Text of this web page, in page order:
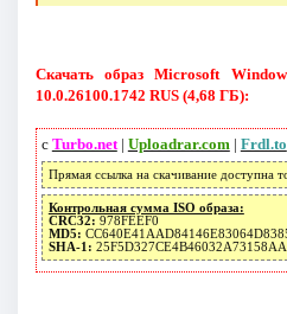
Скачать образ Microsoft
10.0.26100.1742 RUS (4,68 ГБ):
с Turbo.net| Uploadrar.com | Frdl.to
Прямая ссылка на скачивание доступна
Контрольная сумма ISO образа:
CRC32: 978FEEF0
MD5:
SHA-1: